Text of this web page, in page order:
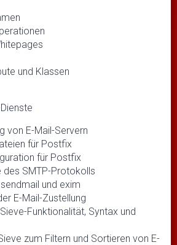
und Klassen
von E-Mail-Servern
für Postfix
für Postfix
des SMTP-Protokolls
und exim
E-Mail-Zustellung
Funktionalität, Syntax und
zum Filtern und Sortieren von E-